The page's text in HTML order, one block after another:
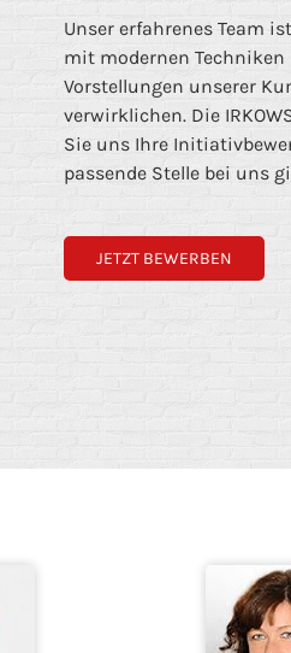
Unser erfahrenes Team
mit modernen
Vorstellungen unserer
verwirklichen. Die
Sie uns Ihre
passende Stelle bei uns
JETZT BEWERBEN